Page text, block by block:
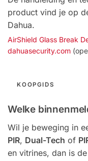
product vind je op
Dahua.
AirShield Glass Break
dahuasecurity.com
KOOPGIDS
Welke
Wil je beweging in
PIR, Dual-Tech of
en vitrines, dan is de